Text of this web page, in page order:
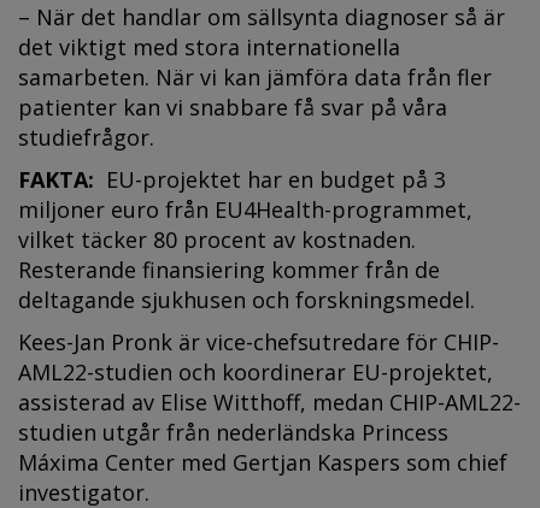
– När det handlar om sällsynta diagnoser så är
det viktigt med stora internationella
samarbeten. När vi kan jämföra data från fler
patienter kan vi snabbare få svar på våra
studiefrågor.
FAKTA: EU-projektet har en budget på 3
miljoner euro från EU4Health-programmet,
vilket täcker 80 procent av kostnaden.
Resterande finansiering kommer från de
deltagande sjukhusen och forskningsmedel.
Kees-Jan Pronk är vice-chefsutredare för CHIP-
AML22-studien och koordinerar EU-projektet,
assisterad av Elise Witthoff, medan CHIP-AML22-
studien utgår från nederländska Princess
Máxima Center med Gertjan Kaspers som chief
investigator.